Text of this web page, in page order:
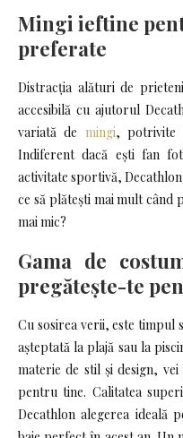
Mingi ieftine
preferate
Distracția alături de
accesibilă cu ajutorul
variată de mingi, potrivite
Indiferent dacă ești fan
activitate sportivă,
ce să plătești mai mult când
mai mic?
Gama de
pregătește-te
Cu sosirea verii, este timpul
așteptată la plajă sau la
materie de stil și design,
pentru tine. Calitatea
Decathlon alegerea ideală